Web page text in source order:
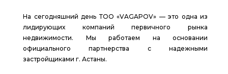
На сегодняшний день ТОО «VAGAPOV» — это одна из
лидирующих компаний первичного рынка
недвижимости. Мы работаем на основании
официального партнерства с надежными
застройщиками г. Астаны.